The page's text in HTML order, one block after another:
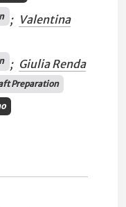
; Valentina
; Giulia Renda
Preparation